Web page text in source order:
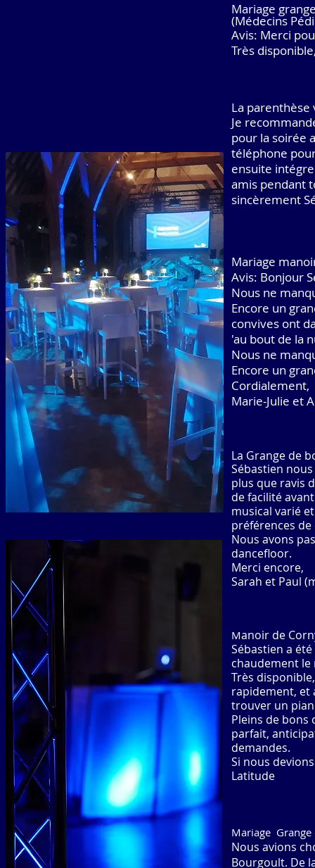
Mariage
(Médecins
Avis: Merci
Très
La
Je
pour la soirée
téléphone
ensuite
amis pendant
sincèrement
Mariage
Avis: Bonjour
Nous ne
Encore un
convives ont
'au bout de la
Nous ne
Encore un
Cordialement,
Marie-Julie et
La Grange de
Sébastien
plus que ravis
de facilité
musical varié
préférences
Nous avons
dancefloor.
Merci encore,
Sarah et Paul
Manoir de
Sébastien a
chaudement
Très
rapidement, et
trouver un
Pleins de bons
parfait,
demandes.
Si nous
Latitude
Mariage
Nous avions
Bourgoult. De